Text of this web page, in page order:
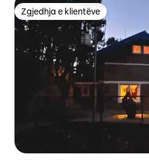
Zgjedhja e klientëve
Zgjedhja e klientëve